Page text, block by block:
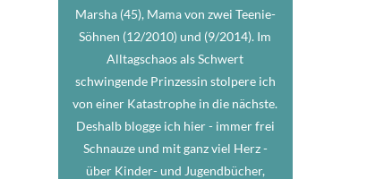
Marsha (45), Mama von zwei Teenie-
Söhnen (12/2010) und (9/2014). Im
Alltagschaos als Schwert
schwingende Prinzessin stolpere ich
von einer Katastrophe in die nächste.
Deshalb blogge ich hier - immer frei
Schnauze und mit ganz viel Herz -
über Kinder- und Jugendbücher,